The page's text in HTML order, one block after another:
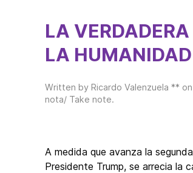
LA
LA HUMANIDAD
Written by Ricardo Valenzuela ** on
nota/ Take note.
A medida que avanza la
Presidente Trump, se arrecia la